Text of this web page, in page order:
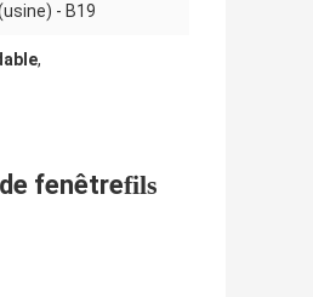
- B19
,
fenêtrefils